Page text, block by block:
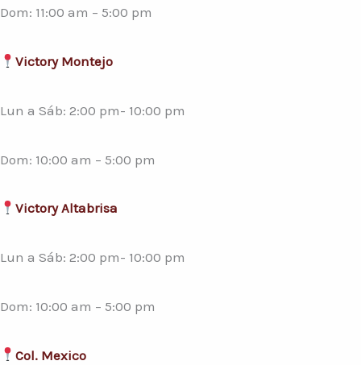
Dom: 11:00 am – 5:00 pm
Victory Montejo
Lun a Sáb: 2:00 pm- 10:00 pm
Dom: 10:00 am – 5:00 pm
Victory Altabrisa
Lun a Sáb: 2:00 pm- 10:00 pm
Dom: 10:00 am – 5:00 pm
Col. Mexico